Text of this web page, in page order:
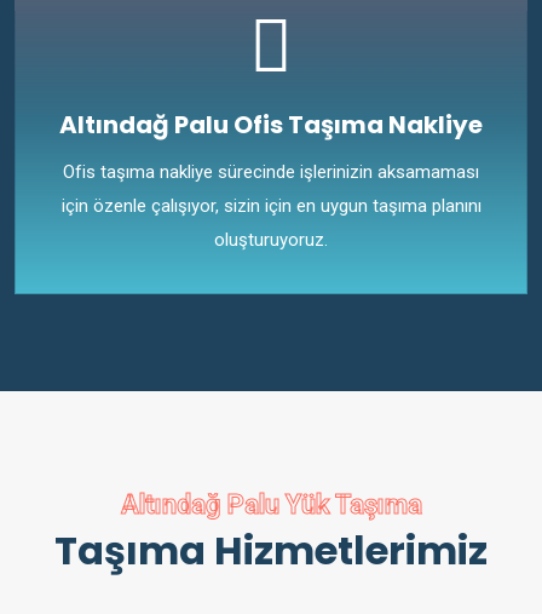
Altındağ Palu Ofis Taşıma Nakliye
Ofis taşıma nakliye sürecinde işlerinizin aksamaması
için özenle çalışıyor, sizin için en uygun taşıma planını
oluşturuyoruz.
Altındağ Palu Yük Taşıma
Taşıma Hizmetlerimiz